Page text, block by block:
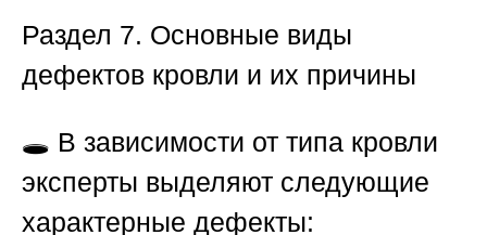
Раздел 7. Основные виды
дефектов кровли и их причины
🕳️ В зависимости от типа кровли
эксперты выделяют следующие
характерные дефекты: